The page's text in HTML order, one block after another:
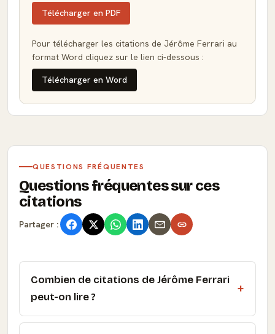
Télécharger en PDF
Pour télécharger les citations de Jérôme Ferrari au
format Word cliquez sur le lien ci-dessous :
Télécharger en Word
QUESTIONS FRÉQUENTES
Questions fréquentes sur ces
citations
Partager :
Combien de citations de Jérôme Ferrari
peut-on lire ?